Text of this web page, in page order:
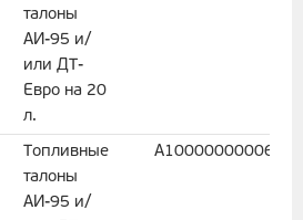
талоны
АИ-95 и/
или ДТ-
Евро на 20
л.
Топливные
талоны
АИ-95 и/